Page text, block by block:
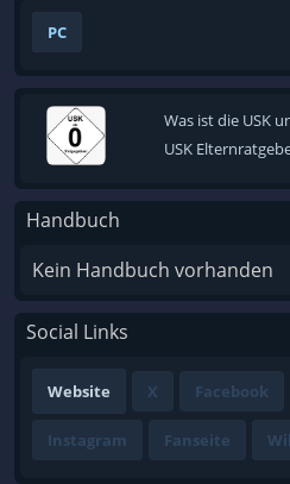
PC
Was ist die USK
USK
Handbuch
Kein Handbuch vorhanden
Social Links
Website X Facebook
Instagram Fanseite